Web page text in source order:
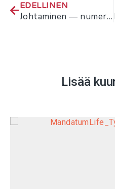
EDELLINEN
Johtaminen — numerot ja ihmiset – haastattelussa Petra Thorén
Lisää